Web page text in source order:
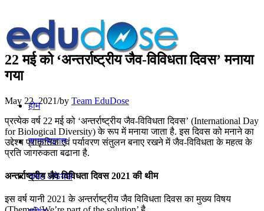
होम
सामान्यज्ञान
करेंट अफेयर्स
22 मई को ‘अन्तर्राष्ट्रीय जैव-विविधता दिवस’ मनाया
गया
May 22, 2021/by Team EduDose
प्रत्येक वर्ष 22 मई को ‘अन्तर्राष्ट्रीय जैव-विविधता दिवस’ (International Day
for Biological Diversity) के रूप में मनाया जाता है. इस दिवस को मनाने का
उद्देश्य प्राकृतिक एवं पर्यावरण संतुलन बनाए रखने में जैव-विविधता के महत्व के
प्रति जागरुकता बढाना है.
अन्तर्राष्ट्रीय जैव विविधता दिवस 2021 की थीम
इस वर्ष यानी 2021 के अन्तर्राष्ट्रीय जैव विविधता दिवस का मुख्य विषय